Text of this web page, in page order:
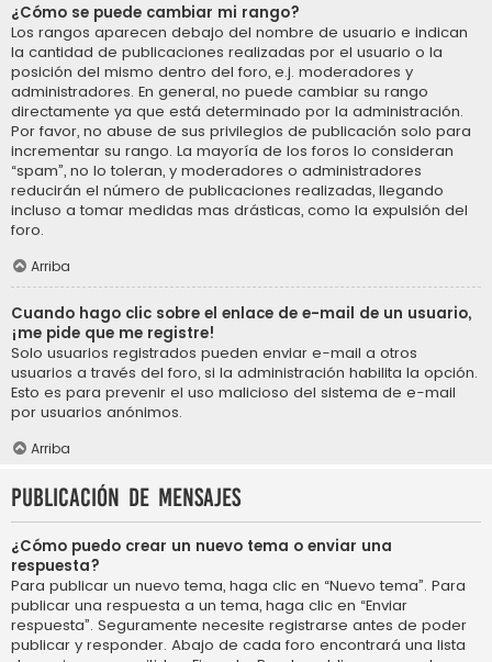
¿Cómo se puede cambiar mi rango?
Los rangos aparecen debajo del nombre de usuario e indican
la cantidad de publicaciones realizadas por el usuario o la
posición del mismo dentro del foro, e.j. moderadores y
administradores. En general, no puede cambiar su rango
directamente ya que está determinado por la administración.
Por favor, no abuse de sus privilegios de publicación solo para
incrementar su rango. La mayoría de los foros lo consideran
“spam”, no lo toleran, y moderadores o administradores
reducirán el número de publicaciones realizadas, llegando
incluso a tomar medidas mas drásticas, como la expulsión del
foro.
Arriba
Cuando hago clic sobre el enlace de e-mail de un usuario,
¡me pide que me registre!
Solo usuarios registrados pueden enviar e-mail a otros
usuarios a través del foro, si la administración habilita la opción.
Esto es para prevenir el uso malicioso del sistema de e-mail
por usuarios anónimos.
Arriba
Publicación de mensajes
¿Cómo puedo crear un nuevo tema o enviar una
respuesta?
Para publicar un nuevo tema, haga clic en “Nuevo tema”. Para
publicar una respuesta a un tema, haga clic en “Enviar
respuesta”. Seguramente necesite registrarse antes de poder
publicar y responder. Abajo de cada foro encontrará una lista